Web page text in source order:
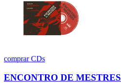
comprarCDs
ENCONTRO DE MESTRES